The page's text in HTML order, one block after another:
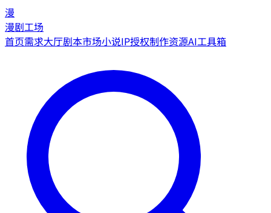
漫
漫剧工场
首页需求大厅剧本市场小说IP授权制作资源AI工具箱